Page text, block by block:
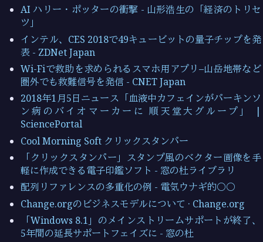
AI ハリー・ポッターの衝撃 - 山形浩生の「経済のトリセ
ツ」
インテル、CES 2018で49キュービットの量子チップを発
表 - ZDNet Japan
Wi-Fiで救助を求められるスマホ用アプリ–山岳地帯など
圏外でも救難信号を発信 - CNET Japan
2018年1月5日ニュース「血液中カフェインがパーキンソ
ン病のバイオマーカーに 順天堂大グループ」 |
SciencePortal
Cool Morning Soft クリックスタンパー
「クリックスタンパー」スタンプ風のベクター画像を手
軽に作成できる電子印鑑ソフト - 窓の杜ライブラリ
配列リファレンスの多重化の例 - 電気ウナギ的○○
Change.orgのビジネスモデルについて · Change.org
「Windows 8.1」のメインストリームサポートが終了、
5年間の延長サポートフェイズに - 窓の杜